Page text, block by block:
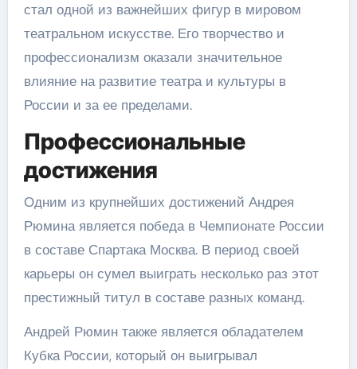
стал одной из важнейших фигур в мировом
театральном искусстве. Его творчество и
профессионализм оказали значительное
влияние на развитие театра и культуры в
России и за ее пределами.
Профессиональные
достижения
Одним из крупнейших достижений Андрея
Рюмина является победа в Чемпионате России
в составе Спартака Москва. В период своей
карьеры он сумел выиграть несколько раз этот
престижный титул в составе разных команд.
Андрей Рюмин также является обладателем
Кубка России, который он выигрывал